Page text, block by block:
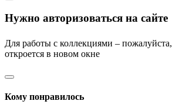
Нужно авторизоваться на сайте
Для работы с коллекциями – пожалуйста,
откроется в новом окне
Кому понравилось